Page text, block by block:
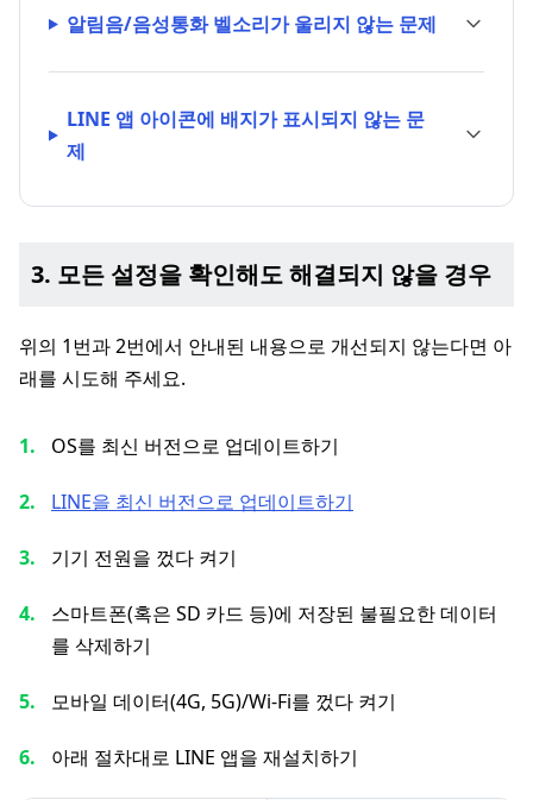
알림음/음성통화 벨소리가 울리지 않는 문제
LINE 앱 아이콘에 배지가 표시되지 않는 문
제
3. 모든 설정을 확인해도 해결되지 않을 경우
위의 1번과 2번에서 안내된 내용으로 개선되지 않는다면 아
래를 시도해 주세요.
OS를 최신 버전으로 업데이트하기
LINE을 최신 버전으로 업데이트하기
기기 전원을 껐다 켜기
스마트폰(혹은 SD 카드 등)에 저장된 불필요한 데이터
를 삭제하기
모바일 데이터(4G, 5G)/Wi-Fi를 껐다 켜기
아래 절차대로 LINE 앱을 재설치하기